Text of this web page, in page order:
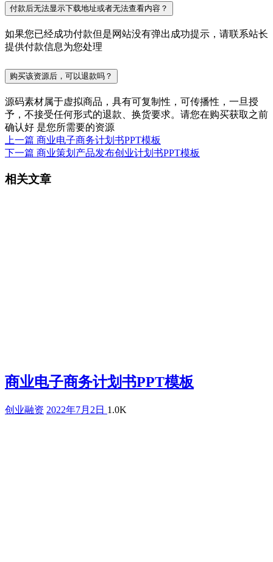
付款后无法显示下载地址或者无法查看内容？
如果您已经成功付款但是网站没有弹出成功提示，请联系站长
提供付款信息为您处理
购买该资源后，可以退款吗？
源码素材属于虚拟商品，具有可复制性，可传播性，一旦授
予，不接受任何形式的退款、换货要求。请您在购买获取之前
确认好 是您所需要的资源
上一篇 商业电子商务计划书PPT模板
下一篇 商业策划产品发布创业计划书PPT模板
相关文章
商业电子商务计划书PPT模板
创业融资 2022年7月2日 1.0K